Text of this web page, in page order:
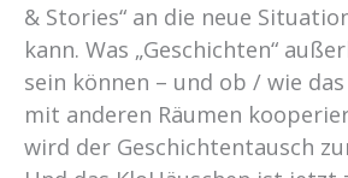
& Stories“ an die neue
kann. Was „Geschichten“
sein können – und ob / wie
mit anderen Räumen
wird der Geschichtentausch